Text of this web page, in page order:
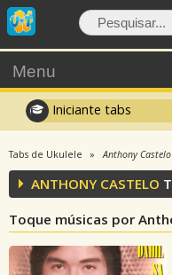
Menu
Iniciante tabs
Tabs de Ukulele Anthony Castelo
ANTHONY CASTELO
Toque músicas por